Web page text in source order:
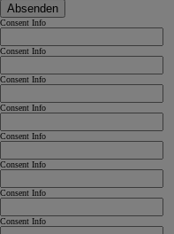
Absenden
Consent Info
Consent Info
Consent Info
Consent Info
Consent Info
Consent Info
Consent Info
Consent Info